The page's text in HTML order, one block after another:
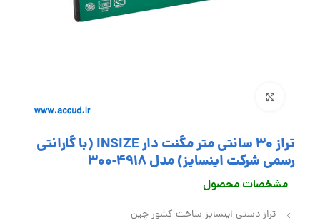
تراز 30 سانتی متر مگنت دار INSIZE (با گارانتی
رسمی شرکت اینسایز) مدل 4918-300
مشخصات محصول
تراز دستی اینسایز ساخت کشور چین